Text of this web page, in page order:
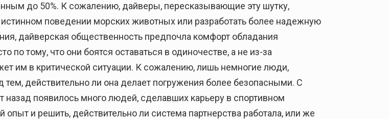
до 50%. К сожалению, дайверы, пересказывающие эту шутку,
поведении морских животных или разработать более надежную
дайверская общественность предпочла комфорт обладания
тому, что они боятся оставаться в одиночестве, а не из-за
им в критической ситуации. К сожалению, лишь немногие люди,
действительно ли она делает погружения более безопасными. С
появилось много людей, сделавших карьеру в спортивном
и решить, действительно ли система партнерства работала, или же